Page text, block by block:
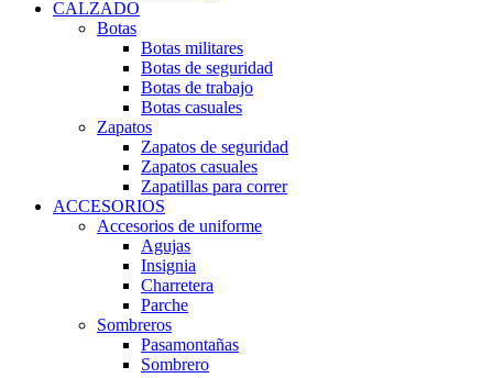
CALZADO
Botas
Botas militares
Botas de seguridad
Botas de trabajo
Botas casuales
Zapatos
Zapatos de seguridad
Zapatos casuales
Zapatillas para correr
ACCESORIOS
Accesorios de uniforme
Agujas
Insignia
Charretera
Parche
Sombreros
Pasamontañas
Sombrero